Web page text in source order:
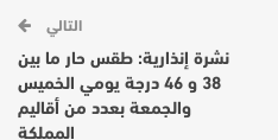
التالي
نشرة إنذارية: طقس حار ما بين
38 و 46 درجة يومي الخميس
والجمعة بعدد من أقاليم
المملكة